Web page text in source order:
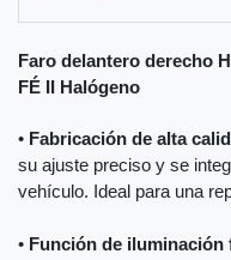
Faro delantero derecho
FÉ II Halógeno
• Fabricación de alta
su ajuste preciso y se
vehículo. Ideal para una
• Función de iluminación